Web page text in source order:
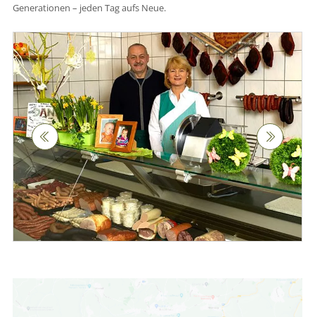
Generationen – jeden Tag aufs Neue.